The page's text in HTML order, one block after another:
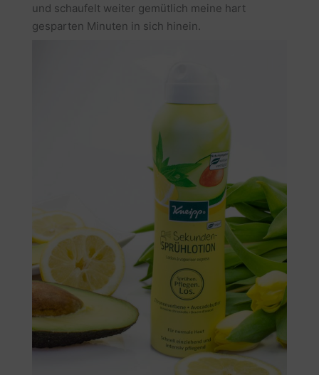
und schaufelt weiter gemütlich meine hart
gesparten Minuten in sich hinein.